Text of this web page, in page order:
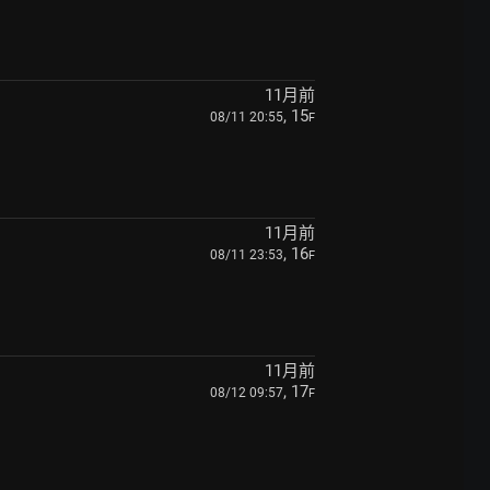
11月前
08/11 20:55, 15F
11月前
08/11 23:53, 16F
11月前
08/12 09:57, 17F